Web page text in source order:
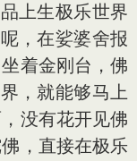
上生极乐世界
，在娑婆舍报
着金刚台，佛
，就能够马上
没有花开见佛
，直接在极乐